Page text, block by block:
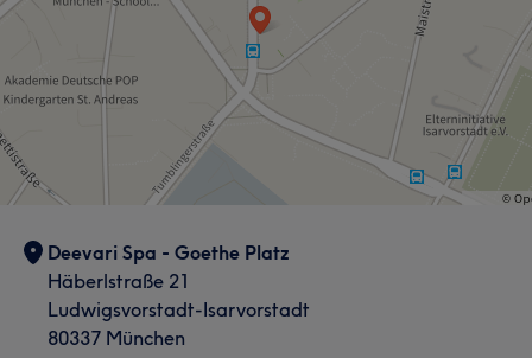
Deevari Spa - Goethe Platz
Häberlstraße 21
Ludwigsvorstadt-Isarvorstadt
80337 München